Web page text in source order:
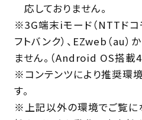
応しておりません。
※3G端末iモード（NTTドコ
フトバンク）、EZweb（au
ません。（Android OS搭載
※コンテンツにより推奨環
す。
※上記以外の環境でご覧に